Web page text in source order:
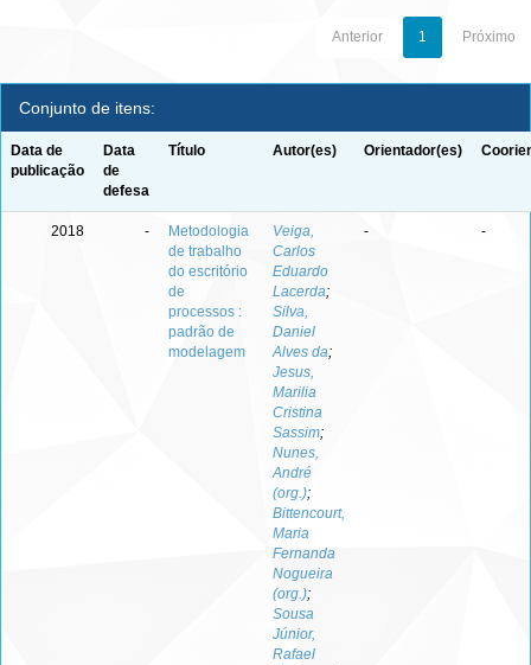
Anterior 1 Próximo
Conjunto de itens:
Data de
publicação
Data
de
defesa
Título Autor(es) Orientador(es)
2018 -
Metodologia
de trabalho
do escritório
de
processos :
padrão de
modelagem
Veiga,
Carlos
Eduardo
Lacerda;
Silva,
Daniel
Alves da;
Jesus,
Marilia
Cristina
Sassim;
Nunes,
André
(org.);
Bittencourt,
Maria
Fernanda
Nogueira
(org.);
Sousa
Júnior,
Rafael
- -